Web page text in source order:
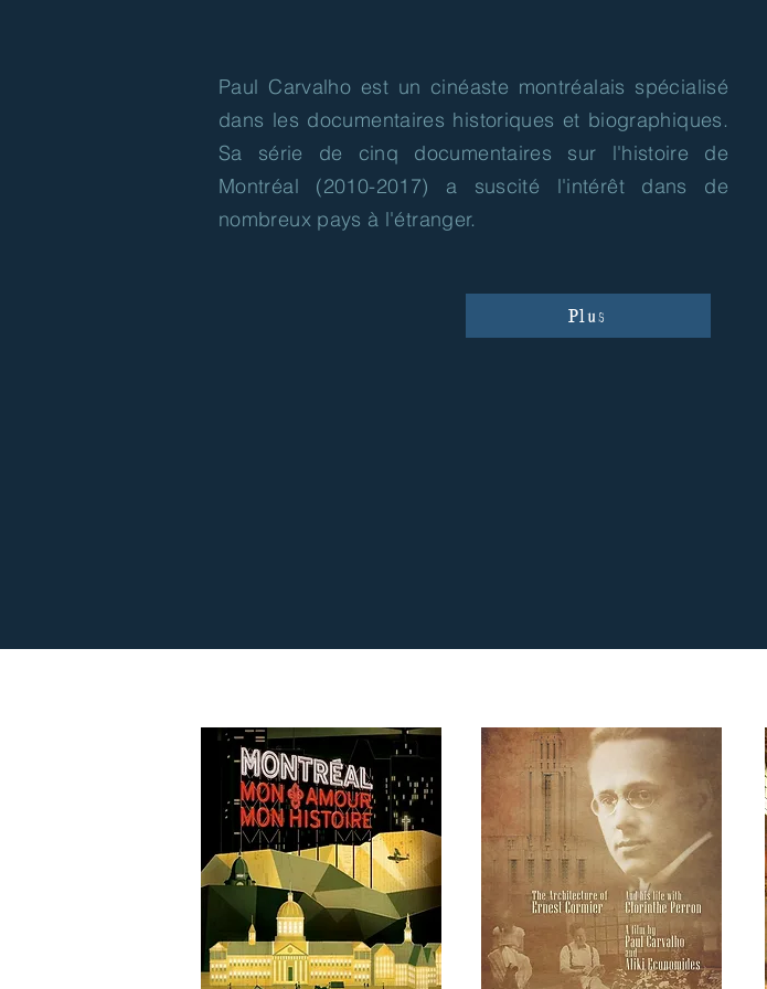
Paul Carvalho est un cinéaste montréalais spécialisé
dans les documentaires historiques et biographiques.
Sa série de cinq documentaires sur l'histoire de
Montréal (2010-2017) a suscité l'intérêt dans de
nombreux pays à l'étranger.
Plus